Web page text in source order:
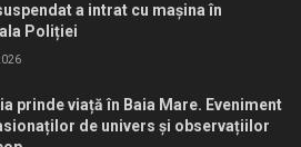
a intrat cu mașina în
Poliției
prinde viață în Baia Mare. Eveniment
de univers și observațiilor